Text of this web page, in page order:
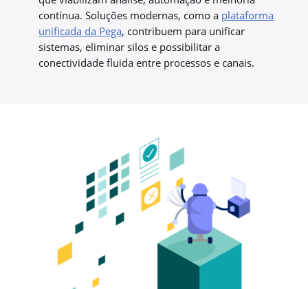
contínua. Soluções modernas, como a plataforma
unificada da Pega, contribuem para unificar
sistemas, eliminar silos e possibilitar a
conectividade fluida entre processos e canais.